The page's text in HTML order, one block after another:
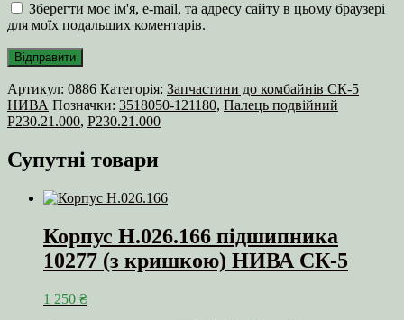
Зберегти моє ім'я, e-mail, та адресу сайту в цьому браузері
для моїх подальших коментарів.
Артикул: 0886 Категорія: Запчастини до комбайнів СК-5
НИВА Позначки: 3518050-121180, Палець подвійний
Р230.21.000, Р230.21.000
Супутні товари
Корпус Н.026.166 підшипника
10277 (з кришкою) НИВА СК-5
1 250 ₴